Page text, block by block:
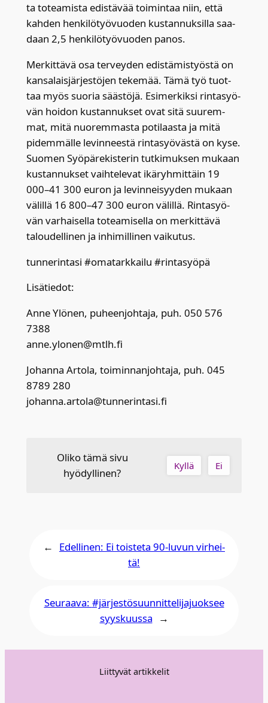
ta totea­mis­ta edis­tä­vää toi­min­taa niin, että
kah­den hen­ki­lö­työ­vuo­den kus­tan­nuk­sil­la saa­
daan 2,5 hen­ki­lö­työ­vuo­den panos.
Mer­kit­tä­vä osa ter­vey­den edis­tä­mis­työs­tä on
kan­sa­lais­jär­jes­tö­jen teke­mää. Tämä työ tuot­
taa myös suo­ria sääs­tö­jä. Esi­mer­kik­si rin­ta­syö­
vän hoi­don kus­tan­nuk­set ovat sitä suu­rem­
mat, mitä nuo­rem­mas­ta poti­laas­ta ja mitä
pidem­mäl­le levin­nees­tä rin­ta­syö­väs­tä on kyse.
Suo­men Syö­pä­re­kis­te­rin tut­ki­muk­sen mukaan
kus­tan­nuk­set vaih­te­le­vat ikä­ryh­mit­täin 19
000–41 300 euron ja levin­nei­syy­den mukaan
välil­lä 16 800–47 300 euron välil­lä. Rin­ta­syö­
vän var­hai­sel­la totea­mi­sel­la on mer­kit­tä­vä
talou­del­li­nen ja inhi­mil­li­nen vai­ku­tus.
tun­ne­rin­ta­si #oma­tark­kai­lu #rin­ta­syö­pä
Lisä­tie­dot:
Anne Ylö­nen, puheen­joh­ta­ja, puh. 050 576
7388
anne.ylonen@mtlh.fi
Johan­na Arto­la, toi­min­nan­joh­ta­ja, puh. 045
8789 280
johanna.artola@tunnerintasi.fi
Oliko tämä sivu
hyödyllinen?
Kyllä Ei
← Edellinen: Ei tois­te­ta 90-luvun vir­hei­
tä!
Seuraava: #jär­jes­tö­suun­nit­te­li­ja­juok­see
syys­kuus­sa
→
Liittyvät artikkelit